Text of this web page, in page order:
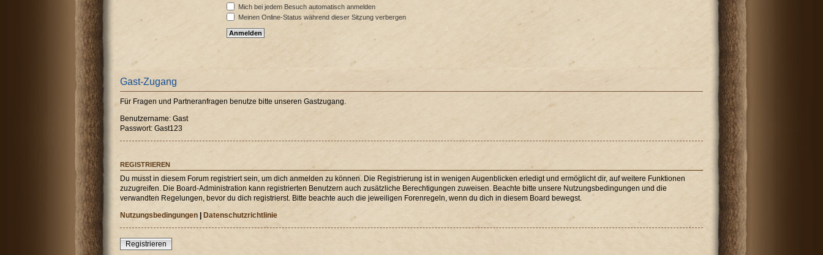
Mich bei jedem Besuch automatisch anmelden
Meinen Online-Status während dieser Sitzung verbergen
Gast-Zugang
Für Fragen und Partneranfragen benutze bitte unseren Gastzugang.
Benutzername: Gast
Passwort: Gast123
REGISTRIEREN
Du musst in diesem Forum registriert sein, um dich anmelden zu können. Die Registrierung ist in wenigen Augenblicken erledigt und ermöglicht dir, auf weitere Funktionen
zuzugreifen. Die Board-Administration kann registrierten Benutzern auch zusätzliche Berechtigungen zuweisen. Beachte bitte unsere Nutzungsbedingungen und die
verwandten Regelungen, bevor du dich registrierst. Bitte beachte auch die jeweiligen Forenregeln, wenn du dich in diesem Board bewegst.
Nutzungsbedingungen |Datenschutzrichtlinie
Registrieren